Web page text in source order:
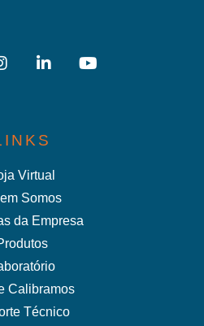
Virtual
Somos
da Empresa
Calibramos
Técnico